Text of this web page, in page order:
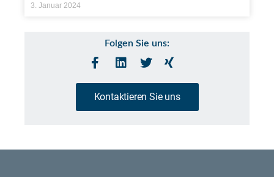
3. Januar 2024
Folgen Sie uns:
Kontaktieren Sie uns